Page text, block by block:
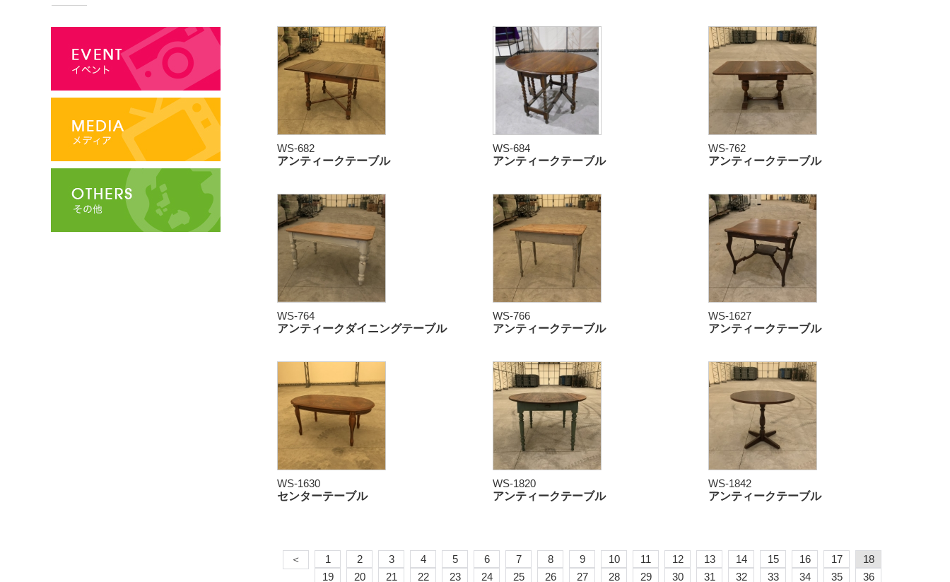
WS-682
アンティークテーブル
WS-684
アンティークテーブル
WS-762
アンティークテーブル
WS-764
アンティークダイニングテーブル
WS-766
アンティークテーブル
WS-1627
アンティークテーブル
WS-1630
センターテーブル
WS-1820
アンティークテーブル
WS-1842
アンティークテーブル
＜ 1 2 3 4 5 6 7 8 9 10 11 12 13 14 15 16 17
18
19
20 21 22 23 24 25 26 27 28 29 30 31 32 33 34 35 36